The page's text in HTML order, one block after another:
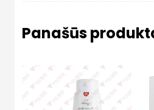
Panašūs